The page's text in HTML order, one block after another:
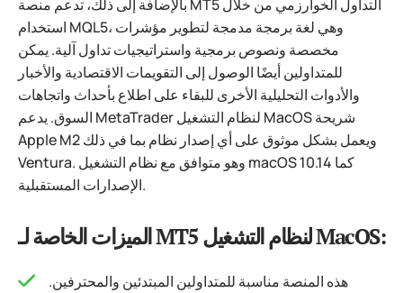
بالإضافة إلى ذلك، تدعم منصة MT5 التداول الخوارزمي من خلال
استخدام MQL5، وهي لغة برمجة مدمجة لتطوير مؤشرات
مخصصة ونصوص برمجية واستراتيجيات تداول آلية. يمكن
للمتداولين أيضًا الوصول إلى التقويمات الاقتصادية والأخبار
والأدوات التحليلية الأخرى للبقاء على اطلاع بأحداث واتجاهات
السوق. يدعم MetaTrader لنظام التشغيل MacOS شريحة
Apple M2 ويعمل بشكل موثوق على أي إصدار نظام بما في ذلك
Ventura. وهو متوافق مع نظام التشغيل macOS 10.14 كما
الإصدارات المستقبلية.
الميزات الخاصة لـ MT5 لنظام التشغيل MacOS:
هذه المنصة مناسبة للمتداولين المبتدئين والمحترفين.